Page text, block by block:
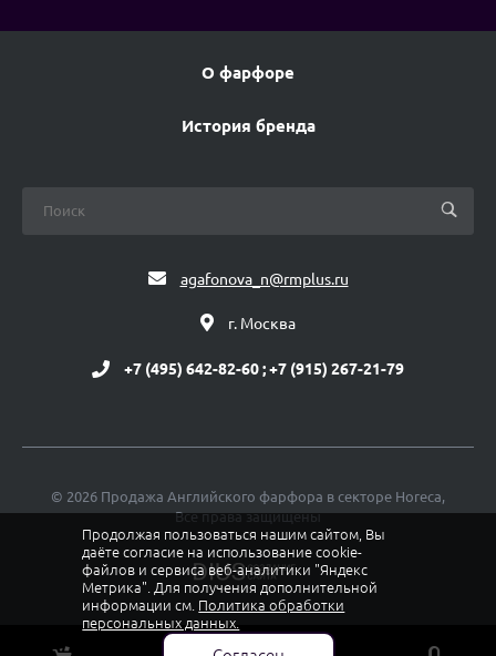
О фарфоре
История бренда
agafonova_n@rmplus.ru
г. Москва
+7 (495) 642-82-60 ; +7 (915) 267-21-79
© 2026 Продажа Английского фарфора в секторе Horeca,
Все права защищены
Политика конфиденциальности
Продолжая пользоваться нашим сайтом, Вы
даёте согласие на использование cookie-
файлов и сервиса веб-аналитики "Яндекс
Метрика". Для получения дополнительной
информации см. Политика обработки
персональных данных.